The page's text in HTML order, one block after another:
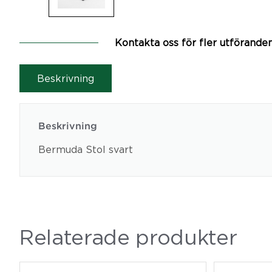
Kontakta oss för fler
Beskrivning
Beskrivning
Bermuda Stol svart
Relaterade produkter